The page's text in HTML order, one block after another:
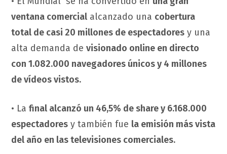
ventana comercial alcanzado una cobertura
total de casi 20 millones de espectadores y una
alta demanda de visionado online en directo
con 1.082.000 navegadores únicos y 4 millones
de vídeos vistos.
• La final alcanzó un 46,5% de share y 6.168.000
espectadores y también fue la emisión más vista
del año en las televisiones comerciales.